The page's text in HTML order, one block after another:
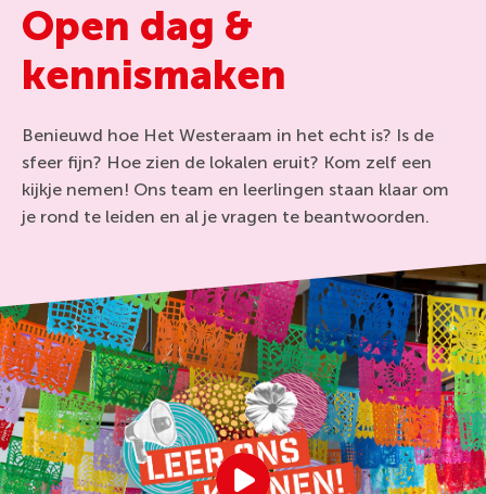
Open dag &
kennismaken
Benieuwd hoe Het Westeraam in het echt is? Is de
sfeer fijn? Hoe zien de lokalen eruit? Kom zelf een
kijkje nemen! Ons team en leerlingen staan klaar om
je rond te leiden en al je vragen te beantwoorden.